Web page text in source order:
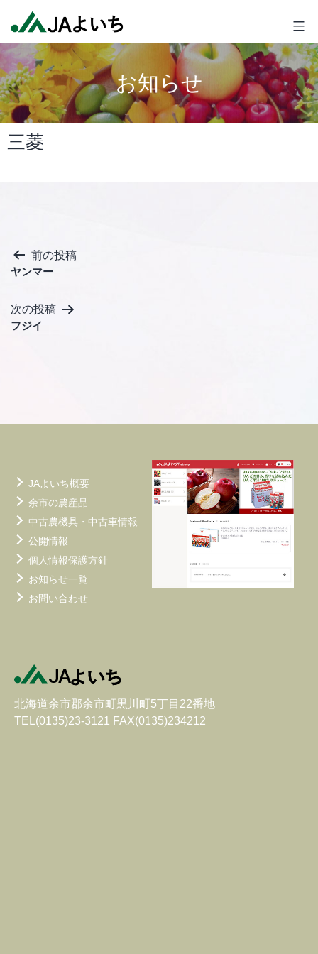
テ
ン
ツ
へ
ス
キ
よ
い
ち
お知らせ
三菱
投
稿
ナ
ビ
ョ
前の投稿
ヤンマー
次の投稿
フジイ
JAよいち概要
余市の農産品
中古農機具・中古車情報
公開情報
個人情報保護方針
お知らせ一覧
お問い合わせ
北海道余市郡余市町黒川町5丁目22番地
TEL(0135)23-3121 FAX(0135)234212